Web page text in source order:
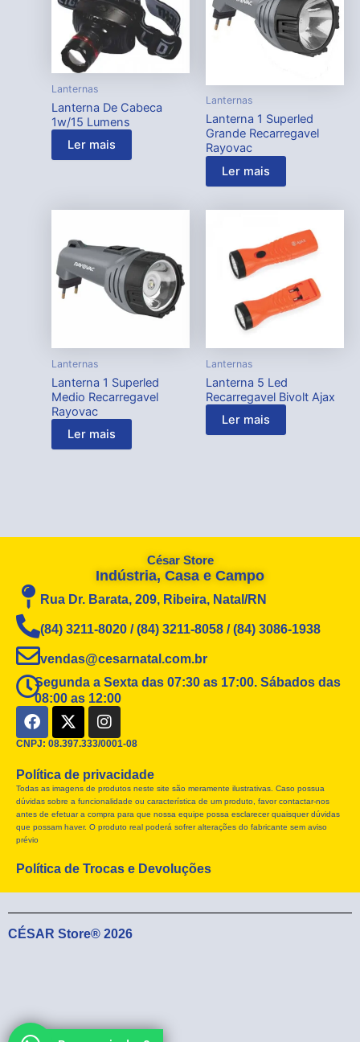
Lanternas
Lanterna De Cabeca
1w/15 Lumens
Ler mais
Lanternas
Lanterna 1 Superled
Grande Recarregavel
Rayovac
Ler mais
Lanternas
Lanterna 1 Superled
Medio Recarregavel
Rayovac
Ler mais
Lanternas
Lanterna 5 Led
Recarregavel Bivolt Ajax
Ler mais
César Store
Indústria, Casa e Campo
Rua Dr. Barata, 209, Ribeira, Natal/RN
(84) 3211-8020 / (84) 3211-8058 / (84) 3086-1938
vendas@cesarnatal.com.br
Segunda a Sexta das 07:30 as 17:00. Sábados das
08:00 as 12:00
F
a
c
b
o
o
k
X
-
t
i
t
t
e
I
n
s
a
g
r
a
CNPJ: 08.397.333/0001-08
Política de privacidade
Todas as imagens de produtos neste site são meramente ilustrativas. Caso possua
dúvidas sobre a funcionalidade ou característica de um produto, favor contactar-nos
antes de efetuar a compra para que nossa equipe possa esclarecer quaisquer dúvidas
que possam haver. O produto real poderá sofrer alterações do fabricante sem aviso
prévio
Política de Trocas e Devoluções
CÉSAR Store® 2026